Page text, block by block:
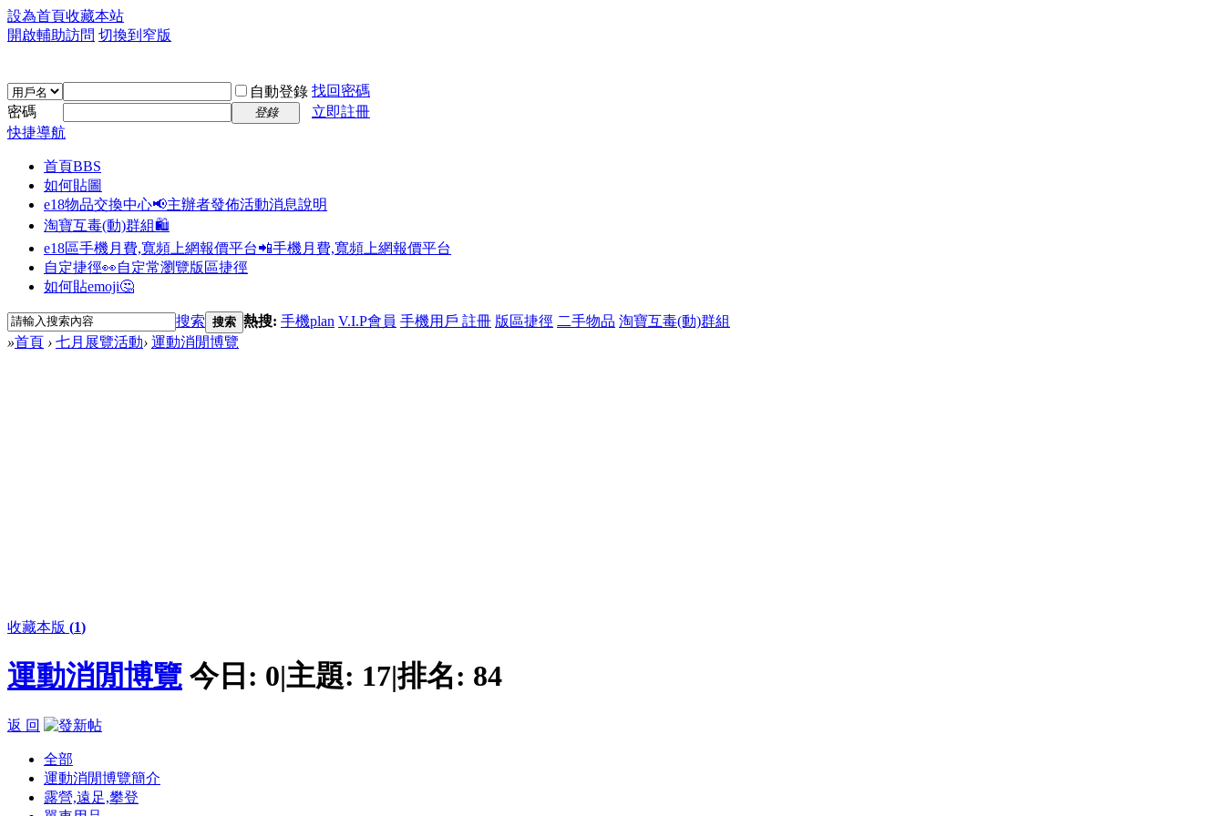
設為首頁收藏本站
開啟輔助訪問 切換到窄版
自動登錄 找回密碼
密碼
登錄
立即註冊
快捷導航
首頁BBS
如何貼圖
e18物品交換中心📢主辦者發佈活動消息說明
淘寶互毒(動)群組🛍️
e18區手機月費,寬頻上網報價平台📲手機月費,寬頻上網報價平台
自定捷徑👀自定常瀏覽版區捷徑
如何貼emoji🤔
搜索 搜索 熱搜: 手機plan V.I.P會員 手機用戶 註冊 版區捷徑 二手物品 淘寶互毒(動)群組
»首頁 › 七月展覽活動› 運動消閒博覽
收藏本版 (1)
運動消閒博覽 今日: 0|主題: 17|排名: 84
返 回
全部
運動消閒博覽簡介
露營,遠足,攀登